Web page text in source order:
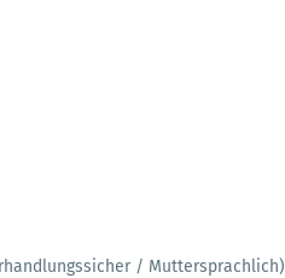
/ Muttersprachlich)